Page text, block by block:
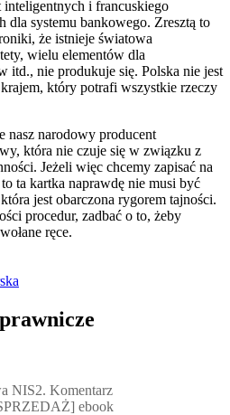
i francuskiego
dla systemu bankowego. Zresztą to
że istnieje światowa
wielu elementów dla
itd., nie produkuje się. Polska nie jest
który potrafi wszystkie rzeczy
nasz narodowy producent
która nie czuje się w związku z
Jeżeli więc chcemy zapisać na
ta kartka naprawdę nie musi być
jest obarczona rygorem tajności.
procedur, zadbać o to, żeby
ręce.
NIS2. Komentarz
ebook